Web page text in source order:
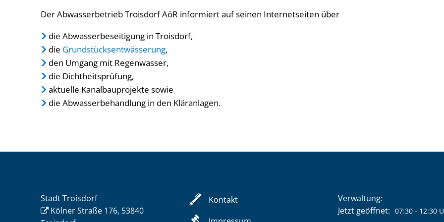
Der Abwasserbetrieb Troisdorf AöR informiert auf seinen Internetseiten über
die Abwasserbeseitigung in Troisdorf,
die Grundstücksentwässerung,
den Umgang mit Regenwasser,
die Dichtheitsprüfung,
aktuelle Kanalbauprojekte sowie
die Abwasserbehandlung in den Kläranlagen.
Stadt Troisdorf
Kölner Straße 176, 53840
Kontakt
Verwaltung:
Klicken, um weitere
Jetzt geöffnet: 07:30 - 12:30